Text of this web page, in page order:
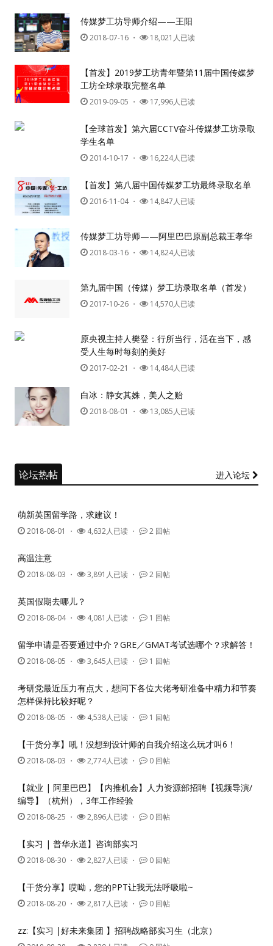
注册一个
传媒梦工坊导师介绍——王阳
2018-07-16 ・ 18,021人已读
【首发】2019梦工坊青年暨第11届中国传媒梦
工坊全球录取完整名单
2019-09-05 ・ 17,996人已读
【全球首发】第六届CCTV奋斗传媒梦工坊录取
学生名单
2014-10-17 ・ 16,224人已读
【首发】第八届中国传媒梦工坊最终录取名单
2016-11-04・ 14,847人已读
传媒梦工坊导师——阿里巴巴原副总裁王孝华
2018-03-16 ・ 14,824人已读
第九届中国（传媒）梦工坊录取名单（首发）
2017-10-26 ・ 14,570人已读
原央视主持人樊登：行所当行，活在当下，感
受人生每时每刻的美好
2017-02-21 ・ 14,484人已读
白冰：静女其姝，美人之贻
2018-08-01 ・ 13,085人已读
论坛热帖 进入论坛
萌新英国留学路，求建议！
2018-08-01 ・ 4,632人已读 ・ 2 回帖
高温注意
2018-08-03 ・ 3,891人已读 ・ 2 回帖
英国假期去哪儿？
2018-08-04・ 4,081人已读 ・ 1 回帖
留学申请是否要通过中介？GRE／GMAT考试选哪个？求解答！
2018-08-05 ・ 3,645人已读 ・ 1 回帖
考研党最近压力有点大，想问下各位大佬考研准备中精力和节奏
怎样保持比较好呢？
2018-08-05 ・ 4,538人已读 ・ 1 回帖
【干货分享】吼！没想到设计师的自我介绍这么玩才叫6！
2018-08-03 ・ 2,774人已读 ・ 0 回帖
【就业 | 阿里巴巴】【内推机会】人力资源部招聘【视频导演/
编导】（杭州），3年工作经验
2018-08-25 ・ 2,896人已读 ・ 0 回帖
【实习 | 普华永道】咨询部实习
2018-08-30 ・ 2,827人已读 ・ 0 回帖
【干货分享】哎呦，您的PPT让我无法呼吸啦~
2018-08-20 ・ 2,817人已读 ・ 0 回帖
zz:【实习 |好未来集团 】招聘战略部实习生（北京）